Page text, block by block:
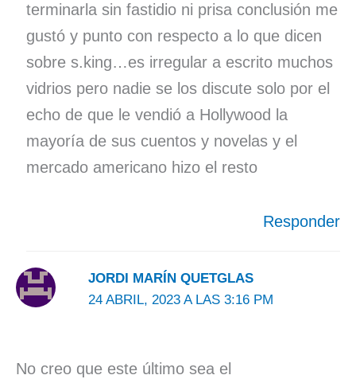
terminarla sin fastidio ni prisa conclusión me
gustó y punto con respecto a lo que dicen
sobre s.king…es irregular a escrito muchos
vidrios pero nadie se los discute solo por el
echo de que le vendió a Hollywood la
mayoría de sus cuentos y novelas y el
mercado americano hizo el resto
Responder
JORDI MARÍN QUETGLAS
24 ABRIL, 2023 A LAS 3:16 PM
No creo que este último sea el